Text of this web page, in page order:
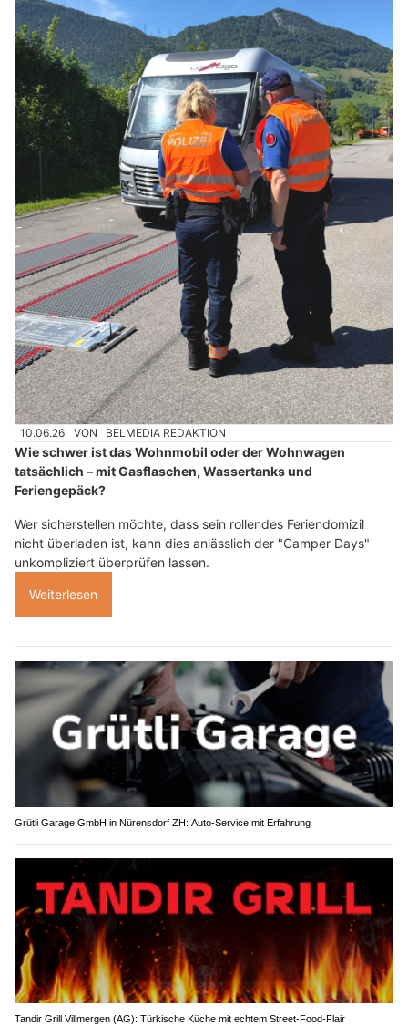
10.06.26 VON BELMEDIA REDAKTION
Wie schwer ist das Wohnmobil oder der Wohnwagen
tatsächlich – mit Gasflaschen, Wassertanks und
Feriengepäck?
Wer sicherstellen möchte, dass sein rollendes Feriendomizil
nicht überladen ist, kann dies anlässlich der "Camper Days"
unkompliziert überprüfen lassen.
Weiterlesen
Grütli Garage GmbH in Nürensdorf ZH: Auto-Service mit Erfahrung
Tandir Grill Villmergen (AG): Türkische Küche mit echtem Street-Food-Flair